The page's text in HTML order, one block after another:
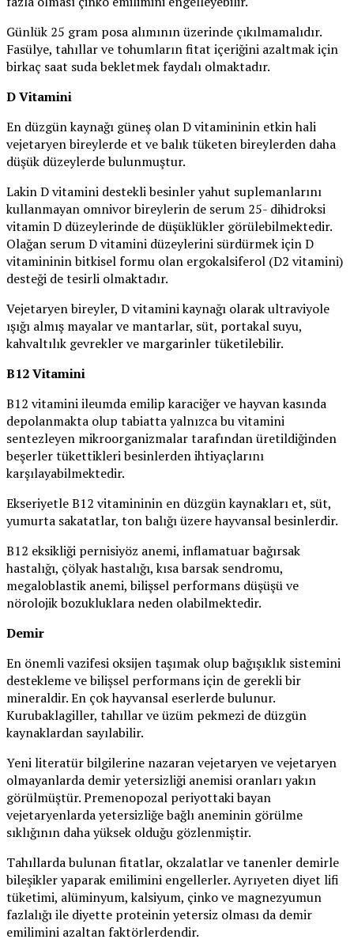
Günlük 25 gram posa alımının üzerinde çıkılmamalıdır.
Fasülye, tahıllar ve tohumların fitat içeriğini azaltmak için
birkaç saat suda bekletmek faydalı olmaktadır.
D Vitamini
En düzgün kaynağı güneş olan D vitamininin etkin hali
vejetaryen bireylerde et ve balık tüketen bireylerden daha
düşük düzeylerde bulunmuştur.
Lakin D vitamini destekli besinler yahut suplemanlarını
kullanmayan omnivor bireylerin de serum 25- dihidroksi
vitamin D düzeylerinde de düşüklükler görülebilmektedir.
Olağan serum D vitamini düzeylerini sürdürmek için D
vitamininin bitkisel formu olan ergokalsiferol (D2 vitamini)
desteği de tesirli olmaktadır.
Vejetaryen bireyler, D vitamini kaynağı olarak ultraviyole
ışığı almış mayalar ve mantarlar, süt, portakal suyu,
kahvaltılık gevrekler ve margarinler tüketilebilir.
B12 Vitamini
B12 vitamini ileumda emilip karaciğer ve hayvan kasında
depolanmakta olup tabiatta yalnızca bu vitamini
sentezleyen mikroorganizmalar tarafından üretildiğinden
beşerler tükettikleri besinlerden ihtiyaçlarını
karşılayabilmektedir.
Ekseriyetle B12 vitamininin en düzgün kaynakları et, süt,
yumurta sakatatlar, ton balığı üzere hayvansal besinlerdir.
B12 eksikliği pernisiyöz anemi, inflamatuar bağırsak
hastalığı, çölyak hastalığı, kısa barsak sendromu,
megaloblastik anemi, bilişsel performans düşüşü ve
nörolojik bozukluklara neden olabilmektedir.
Demir
En önemli vazifesi oksijen taşımak olup bağışıklık sistemini
destekleme ve bilişsel performans için de gerekli bir
mineraldir. En çok hayvansal eserlerde bulunur.
Kurubaklagiller, tahıllar ve üzüm pekmezi de düzgün
kaynaklardan sayılabilir.
Yeni literatür bilgilerine nazaran vejetaryen ve vejetaryen
olmayanlarda demir yetersizliği anemisi oranları yakın
görülmüştür. Premenopozal periyottaki bayan
vejetaryenlarda yetersizliğe bağlı aneminin görülme
sıklığının daha yüksek olduğu gözlenmiştir.
Tahıllarda bulunan fitatlar, okzalatlar ve tanenler demirle
bileşikler yaparak emilimini engellerler. Ayrıyeten diyet lifi
tüketimi, alüminyum, kalsiyum, çinko ve magnezyumun
fazlalığı ile diyette proteinin yetersiz olması da demir
emilimini azaltan faktörlerdendir.